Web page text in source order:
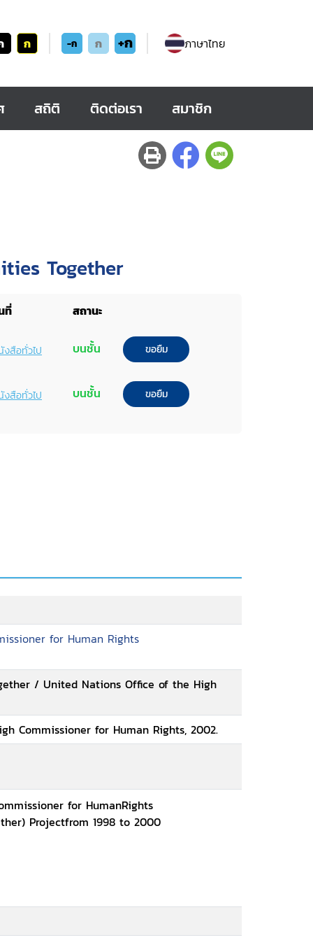
ก -ก ก +ก ภาษาไทย
สถิติ ติดต่อเรา สมาชิก
Together
ที่ สถานะ
สือทั่วไป บนชั้น ขอยืม
สือทั่วไป บนชั้น ขอยืม
for Human Rights
/ United Nations Office of the High
Commissioner for Human Rights, 2002.
for HumanRights
Projectfrom 1998 to 2000